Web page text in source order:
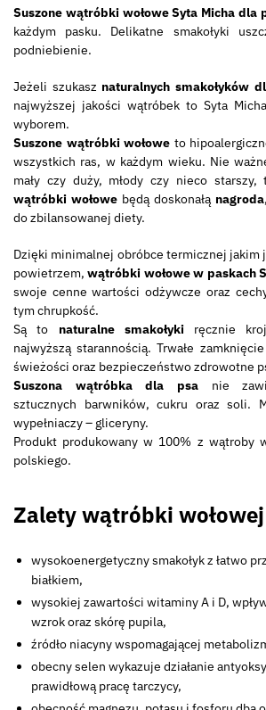
Suszone wątróbki wołowe Syta Micha dla
każdym pasku. Delikatne smakołyki
podniebienie.
Jeżeli szukasz naturalnych smakołyków
najwyższej jakości wątróbek to Syta
wyborem.
Suszone wątróbki wołowe to
wszystkich ras, w każdym wieku. Nie
mały czy duży, młody czy nieco starszy,
wątróbki wołowe będą doskonałą nagroda
do zbilansowanej diety.
Dzięki minimalnej obróbce termicznej jakim
powietrzem,wątróbki wołowe w paskach
swoje cenne wartości odżywcze oraz
tym chrupkość.
Są to naturalne smakołykiręcznie
najwyższą starannością. Trwałe
świeżości oraz bezpieczeństwo zdrowotne
Suszona wątróbka dla psa nie
sztucznych barwników, cukru oraz soli.
wypełniaczy – gliceryny.
Produkt produkowany w 100% z wątroby
polskiego.
Zalety wątróbki
wysokoenergetyczny smakołyk z łatwo
białkiem,
wysokiej zawartości witaminy A i D,
wzrok oraz skórę pupila,
źródło niacyny wspomagającej
obecny selen wykazuje działanie
prawidłową pracę tarczycy,